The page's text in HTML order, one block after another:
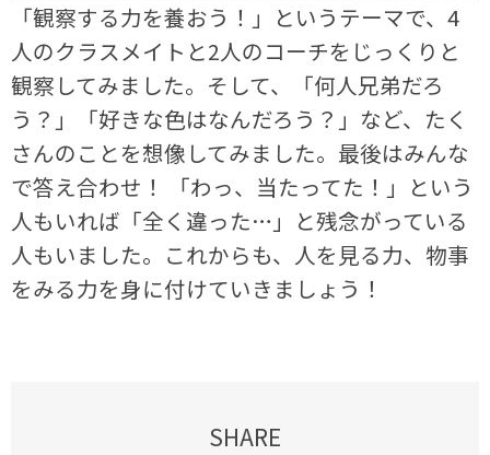
「観察する力を養おう！」というテーマで、4
人のクラスメイトと2人のコーチをじっくりと
観察してみました。そして、「何人兄弟だろ
う？」「好きな色はなんだろう？」など、たく
さんのことを想像してみました。最後はみんな
で答え合わせ！ 「わっ、当たってた！」という
人もいれば「全く違った…」と残念がっている
人もいました。これからも、人を見る力、物事
をみる力を身に付けていきましょう！
SHARE